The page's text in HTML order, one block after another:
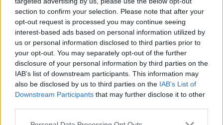
section to confirm your selection. Please note that after your
opt-out request is processed you may continue seeing
interest-based ads based on personal information utilized by
us or personal information disclosed to third parties prior to
your opt-out. You may separately opt-out of the further
disclosure of your personal information by third parties on the
IAB’s list of downstream participants. This information may
also be disclosed by us to third parties on the IAB’s List of
Downstream Participants that may further disclose it to other
MEDIA
Τα παιδιά των ηθοποιών που
πρωταγωνιστούν στις φετινές σειρές!
03:05 @25-10-2024